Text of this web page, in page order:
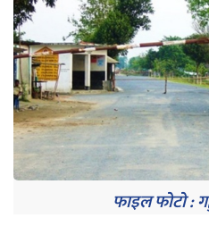
फाइल फोटो :